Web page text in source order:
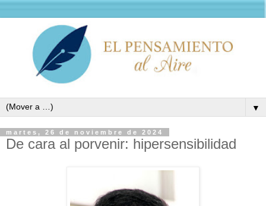
▼
martes, 26 de noviembre de 2024
De cara al porvenir: hipersensibilidad